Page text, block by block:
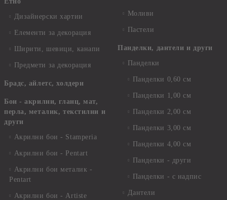
Дизайнерски хартии
Елементи за декорация
Ширити, шевици, канапи
Предмети за декорация
Брадс, айлетс, холдери
Бои - акрилни, гланц, мат,
перла, металик, текстилни и
други
Акрилни бои - Stamperia
Акрилни бои - Pentart
Акрилни бои металик -
Pentart
Акрилни бои - Artiste
Моливи
Пастели
Панделки, дантели и други
Панделки
Панделки 0,60 см
Панделки 1,00 см
Панделки 2,00 см
Панделки 3,00 см
Панделки 4,00 см
Панделки - други
Панделки - с надпис
Дантели